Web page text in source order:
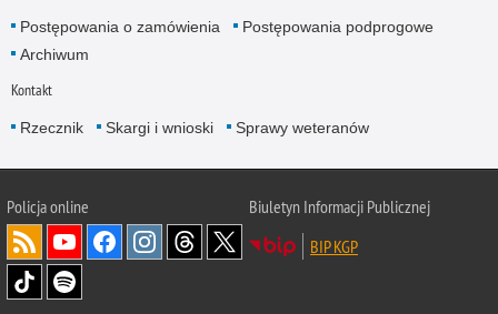
Postępowania o zamówienia
Postępowania podprogowe
Archiwum
Kontakt
Rzecznik Skargi i wnioski Sprawy weteranów
Policjaonline
Biuletyn Informacji Publicznej
BIP KGP